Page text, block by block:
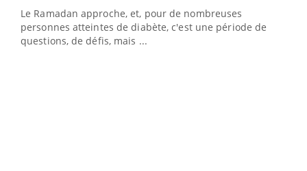
Le Ramadan approche, et, pour de nombreuses
personnes atteintes de diabète, c'est une période de
questions, de défis, mais ...